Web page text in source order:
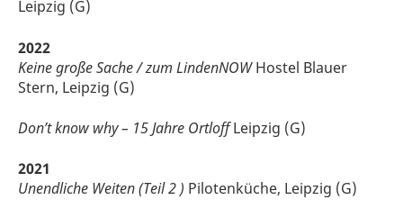
Leipzig (G)
2022
Keine große Sache / zum LindenNOWHostel Blauer
Stern, Leipzig (G)
Don’t know why – 15 Jahre OrtloffLeipzig (G)
2021
Unendliche Weiten (Teil 2 ) Pilotenküche, Leipzig (G)